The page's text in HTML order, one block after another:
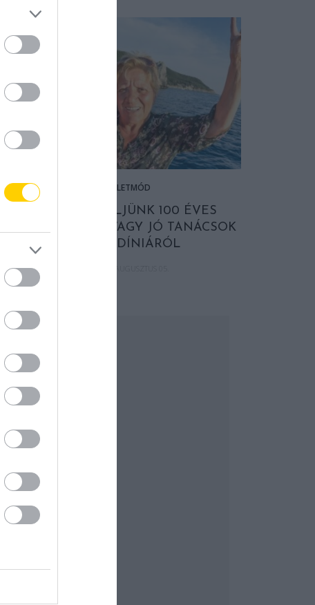
ÉLETMÓD
HOGYAN ÉLJÜNK 100 ÉVES
KORUNKIG, AVAGY JÓ TANÁCSOK
SZARDÍNIÁRÓL